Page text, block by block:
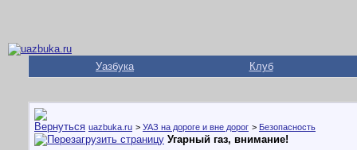
Уазбука Клуб
uazbuka.ru > УАЗ на дороге и вне дорог > Безопасность
Угарный газ, внимание!